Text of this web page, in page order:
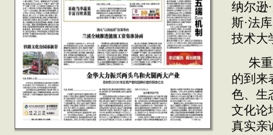
纳尔逊
斯·法
技术大
朱
的到来
色、生
文化论
真实亲